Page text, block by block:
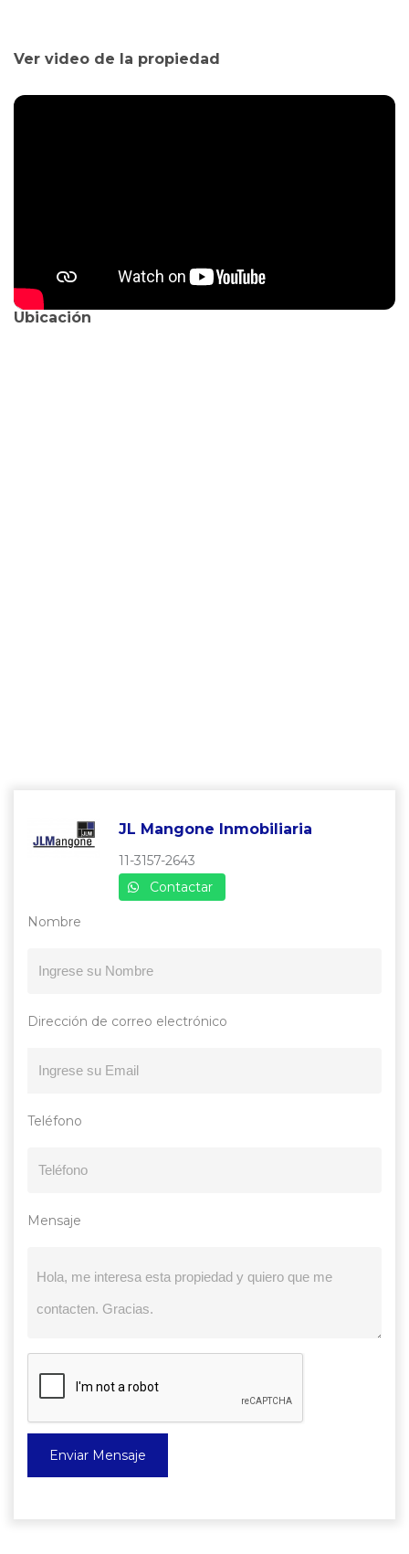
Ver video de la propiedad
Ubicación
JL Mangone Inmobiliaria
11-3157-2643
Contactar
Nombre
Dirección de correo electrónico
Teléfono
Mensaje
Enviar Mensaje